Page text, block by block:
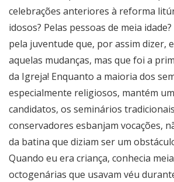
celebrações anteriores à reforma
idosos? Pelas pessoas de meia
pela juventude que, por assim dizer,
aquelas mudanças, mas que foi a
da Igreja! Enquanto a maioria dos
especialmente religiosos, mantém
candidatos, os seminários
conservadores esbanjam vocações,
da batina que diziam ser um
Quando eu era criança, conhecia
octogenárias que usavam véu